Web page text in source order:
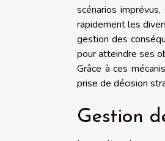
scénarios
rapidement les
gestion des
pour atteindre ses
Grâce à ces
prise de décision
Gestion